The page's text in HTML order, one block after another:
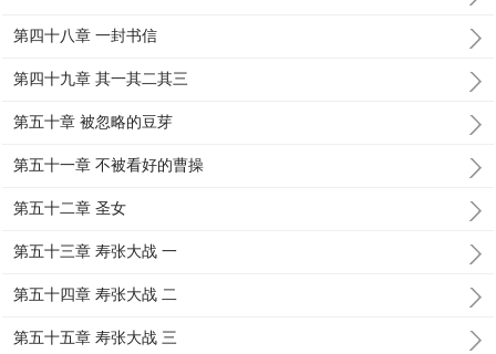
第四十八章 一封书信
第四十九章 其一其二其三
第五十章 被忽略的豆芽
第五十一章 不被看好的曹操
第五十二章 圣女
第五十三章 寿张大战 一
第五十四章 寿张大战 二
第五十五章 寿张大战 三